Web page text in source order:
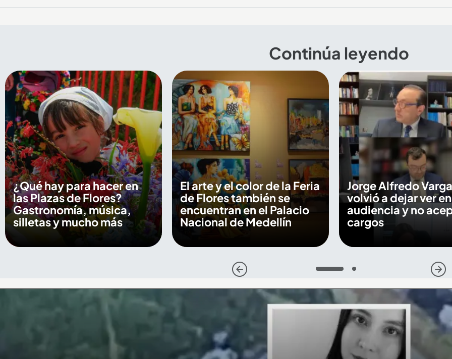
Continúa leyendo
¿Qué hay para hacer en
las Plazas de Flores?
Gastronomía, música,
silletas y mucho más
El arte y el color de la Feria
de Flores también se
encuentran en el Palacio
Nacional de Medellín
Jorge Alfredo
volvió a dejar ver
audiencia y no
cargos
1 2